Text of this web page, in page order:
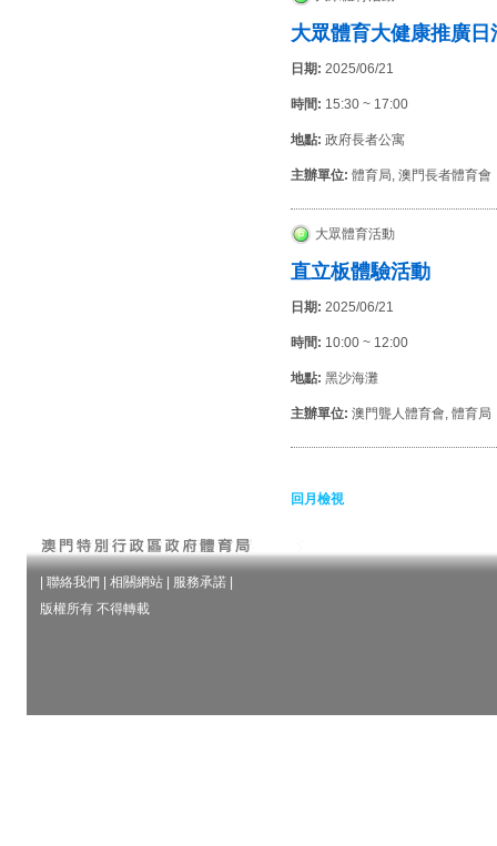
大眾體育大健康推廣日
日期: 2025/06/21
時間: 15:30 ~ 17:00
地點: 政府長者公寓
主辦單位: 體育局, 澳門長者體育會
大眾體育活動
直立板體驗活動
日期: 2025/06/21
時間: 10:00 ~ 12:00
地點: 黑沙海灘
主辦單位: 澳門聾人體育會, 體育局
回月檢視
聯絡我們 相關網站 服務承諾
版權所有 不得轉載